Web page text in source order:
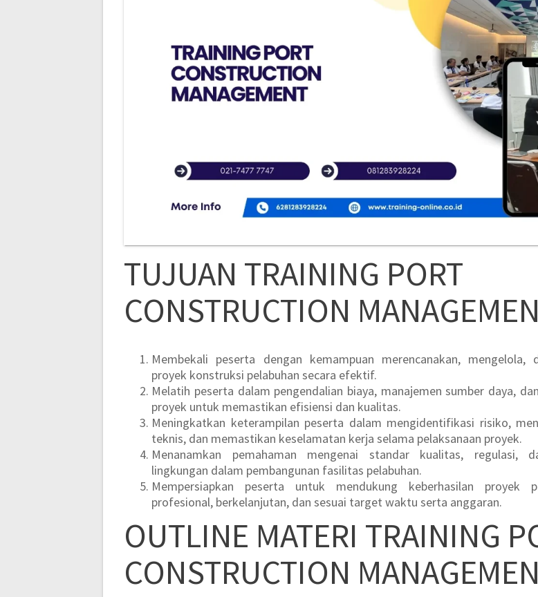
TUJUAN TRAINING PORT
CONSTRUCTION
Membekali peserta dengan kemampuan merencanakan, mengelola,
proyek konstruksi pelabuhan secara efektif.
Melatih peserta dalam pengendalian biaya, manajemen sumber daya,
proyek untuk memastikan efisiensi dan kualitas.
Meningkatkan keterampilan peserta dalam mengidentifikasi risiko,
teknis, dan memastikan keselamatan kerja selama pelaksanaan proyek.
Menanamkan pemahaman mengenai standar kualitas, regulasi,
lingkungan dalam pembangunan fasilitas pelabuhan.
Mempersiapkan peserta untuk mendukung keberhasilan proyek
profesional, berkelanjutan, dan sesuai target waktu serta anggaran.
OUTLINE MATERI TRAINING
CONSTRUCTION